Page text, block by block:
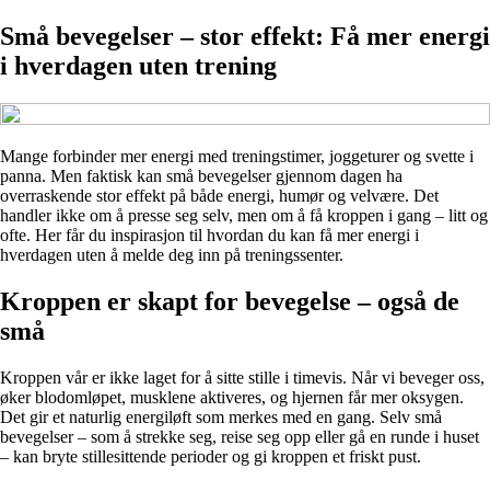
Små bevegelser – stor effekt: Få mer energi
i hverdagen uten trening
Mange forbinder mer energi med treningstimer, joggeturer og svette i
panna. Men faktisk kan små bevegelser gjennom dagen ha
overraskende stor effekt på både energi, humør og velvære. Det
handler ikke om å presse seg selv, men om å få kroppen i gang – litt og
ofte. Her får du inspirasjon til hvordan du kan få mer energi i
hverdagen uten å melde deg inn på treningssenter.
Kroppen er skapt for bevegelse – også de
små
Kroppen vår er ikke laget for å sitte stille i timevis. Når vi beveger oss,
øker blodomløpet, musklene aktiveres, og hjernen får mer oksygen.
Det gir et naturlig energiløft som merkes med en gang. Selv små
bevegelser – som å strekke seg, reise seg opp eller gå en runde i huset
– kan bryte stillesittende perioder og gi kroppen et friskt pust.